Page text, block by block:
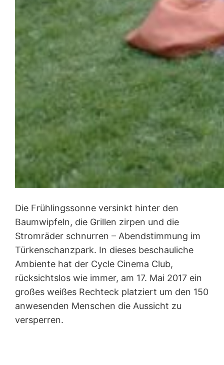
Die Frühlingssonne versinkt hinter den
Baumwipfeln, die Grillen zirpen und die
Stromräder schnurren – Abendstimmung im
Türkenschanzpark. In dieses beschauliche
Ambiente hat der Cycle Cinema Club,
rücksichtslos wie immer, am 17. Mai 2017 ein
großes weißes Rechteck platziert um den 150
anwesenden Menschen die Aussicht zu
versperren.